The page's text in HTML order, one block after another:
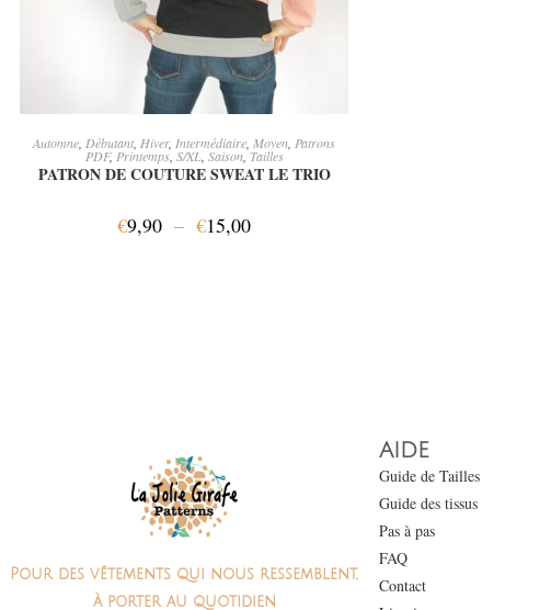
CHOIX DES OPTIONS
Automne Débutant Hiver, Intermédiaire Moyen Patrons
PDF, Printemps, S/XL, Saison,Tailles
PATRON DE COUTURE SWEAT LE TRIO
€9,90 – €15,00
Pour des vêtements qui nous ressemblent,
à porter au quotidien
AIDE
Guide de Tailles
Guide des tissus
Pas à pas
FAQ
Contact